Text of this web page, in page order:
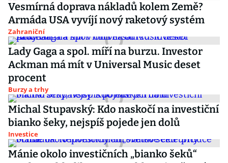
Vesmírná doprava nákladů kolem Země?
Armáda USA vyvíjí nový raketový systém
Zahraniční
Lady Gaga a spol. míří na burzu. Investor
Ackman má mít v Universal Music deset
procent
Burzy a trhy
Michal Stupavský: Kdo naskočí na investiční
bianko šeky, nejspíš pojede jen dolů
Investice
Mánie okolo investičních „bianko šeků“